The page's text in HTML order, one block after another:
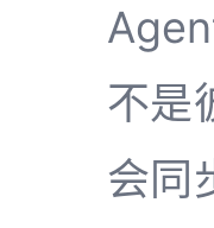
不是
会同